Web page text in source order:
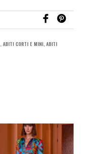
, ABITI CORTI E MINI, ABITI